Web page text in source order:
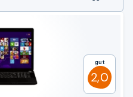
Gut
2,0